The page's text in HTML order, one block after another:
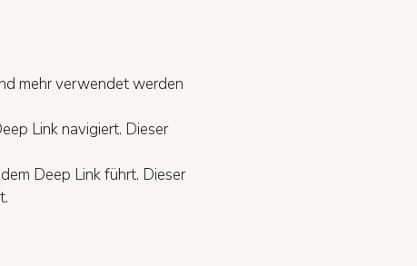
mehr verwendet werden
Link navigiert. Dieser
Deep Link führt. Dieser